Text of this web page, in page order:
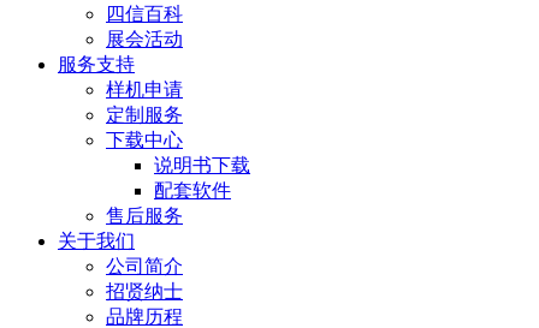
四信百科
展会活动
服务支持
样机申请
定制服务
下载中心
说明书下载
配套软件
售后服务
关于我们
公司简介
招贤纳士
品牌历程